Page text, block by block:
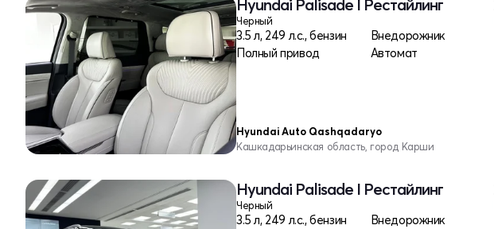
Hyundai Palisade I Рестайлинг
Черный
3.5 л, 249 л.с., бензин
Внедорожник
Полный привод
Автомат
Hyundai Auto Qashqadaryo
Кашкадарьинская область, город Карши
Hyundai Palisade I Рестайлинг
Черный
3.5 л, 249 л.с., бензин
Внедорожник